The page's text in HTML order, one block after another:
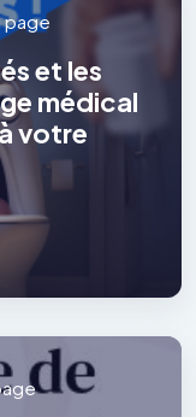
page
et les
médical
votre